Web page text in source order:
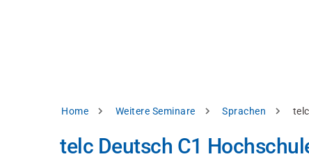
Pfadnavigation
Home Weitere Seminare Sprachen
telc Deutsch C1
akzeptieren